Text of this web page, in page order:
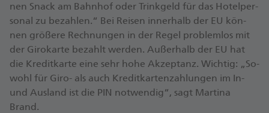
nen Snack am Bahn­hof oder Trink­geld für das Ho­tel­per­
so­nal zu be­zah­len.“ Bei Rei­sen in­ner­halb der EU kön­
nen grö­ße­re Rech­nun­gen in der Re­gel pro­blem­los mit
der Gi­ro­kar­te be­zahlt wer­den. Au­ßer­halb der EU hat
die Kre­dit­kar­te ei­ne sehr ho­he Ak­zep­tanz. Wich­tig: „So­
wohl für Gi­ro- als auch Kre­dit­kar­ten­zah­lun­gen im In-
und Aus­land ist die PIN not­wen­di­g“, sagt Mar­ti­na
Brand.